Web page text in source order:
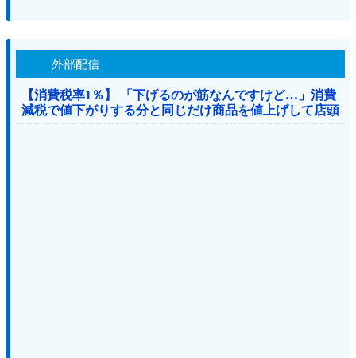
外部配信
【消費税率1％】 「下げるのが筋なんですけど…」消費
減税で値下がりする分と同じだけ商品を値上げして店頭
価格を変えない店も